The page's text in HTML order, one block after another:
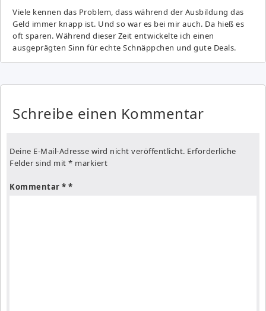
Viele kennen das Problem, dass während der Ausbildung das
Geld immer knapp ist. Und so war es bei mir auch. Da hieß es
oft sparen. Während dieser Zeit entwickelte ich einen
ausgeprägten Sinn für echte Schnäppchen und gute Deals.
Schreibe einen Kommentar
Deine E-Mail-Adresse wird nicht veröffentlicht. Erforderliche
Felder sind mit * markiert
Kommentar *